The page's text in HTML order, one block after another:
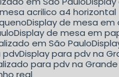
mesa acrilico a4 horizontal
Display de mesa
Display de mesa em
em São Paulo
pdv Display para pdv na
para pdv na
real